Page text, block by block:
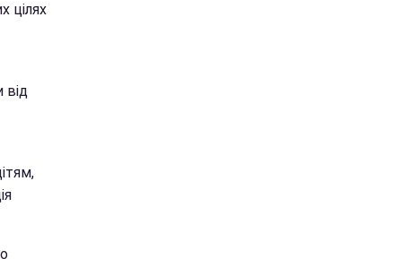
цілях
від